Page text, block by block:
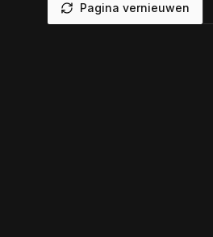
Pagina vernieuwen